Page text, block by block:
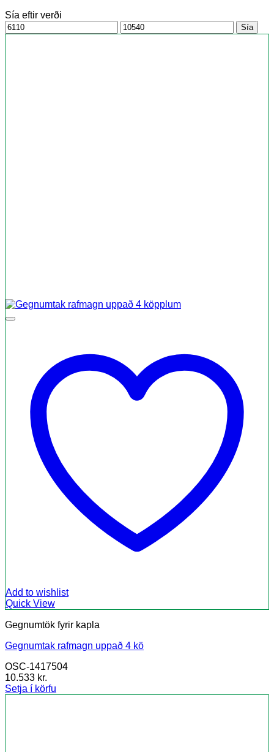
Sía eftir verði
Ódýrasta
verð
Dýrasta
verð
Sía
Add to wishlist
Quick View
Gegnumtök fyrir kapla
Gegnumtak rafmagn uppað 4 kö
OSC-1417504
10.533 kr.
Setja í körfu